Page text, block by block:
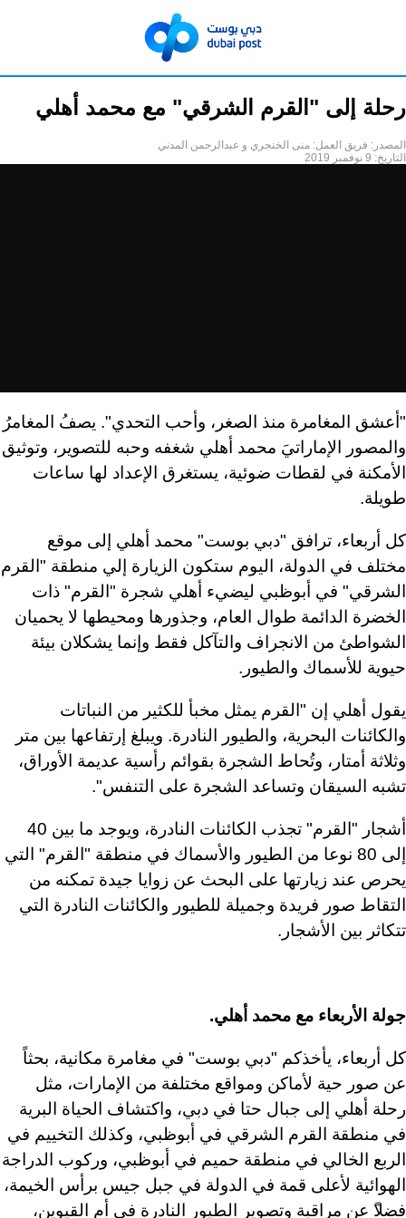
رحلة إلى "القرم الشرقي" مع محمد أهلي
المصدر: فريق العمل: منى الخنجري و عبدالرحمن المدني
التاريخ: 9 نوفمبر 2019
"أعشق المغامرة منذ الصغر، وأحب التحدي". يصفُ المغامرُ
والمصور الإماراتيَ محمد أهلي شغفه وحبه للتصوير، وتوثيق
الأمكنة في لقطات ضوئية، يستغرق الإعداد لها ساعات
طويلة.
كل أربعاء، ترافق "دبي بوست" محمد أهلي إلى موقع
مختلف في الدولة، اليوم ستكون الزيارة إلي منطقة " القرم
الشرقي" في أبوظبي ليضيء أهلي شجرة " القرم" ذات
الخضرة
الدائمة طوال العام، وجذورها ومحيطها لا يحميان
الشواطئ من الانجراف والتآكل فقط وإنما يشكلان بيئة
حيوية للأسماك والطيور .
يقول أهلي إن " القرم يمثل مخبأ للكثير من
النباتات
والكائنات
البحرية، والطيور النادرة. ويبلغ إرتفاعها بين متر
وثلاثة أمتار، وتُحاط الشجرة بقوائم رأسية عديمة
الأوراق،
تشبه
السيقان وتساعد الشجرة على التنفس".
أشجار " القرم" تجذب الكائنات النادرة، ويوجد ما بين
إلى
نوعا من الطيور والأسماك في منطقة " القرم" التي
يحرص عند زيارتها على البحث عن زوايا جيدة تمكنه من
التقاط صور فريدة وجميلة للطيور والكائنات النادرة
التي
تتكاثر بين الأشجار .
جولة الأربعاء مع محمد أهلي.
كل أربعاء، يأخذكم "دبي بوست" في مغامرة مكانية، بحثاً
عن صور حية لأماكن ومواقع مختلفة من الإمارات، مثل
رحلة أهلي إلى جبال حتا في دبي، واكتشاف الحياة
البرية
في منطقة القرم الشرقي في أبوظبي، وكذلك التخييم في
الربع
الخالي في منطقة حميم في أبوظبي، وركوب
الدراجة
الهوائية لأعلى قمة في الدولة في جبل جيس برأس
الخيمة،
فضلا عن مراقبة وتصوير الطيور النادرة في أم القيوين،